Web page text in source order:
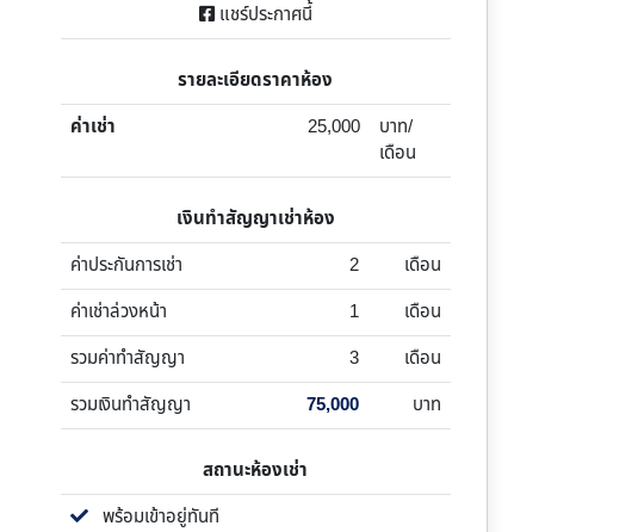
แชร์ประกาศนี้
รายละเอียดราคาห้อง
ค่าเช่า
25,000
บาท/
เดือน
เงินทำสัญญาเช่าห้อง
ค่าประกันการเช่า
2
เดือน
ค่าเช่าล่วงหน้า
1
เดือน
รวมค่าทำสัญญา
3
เดือน
รวมเงินทำสัญญา
75,000 บาท
สถานะห้องเช่า
พร้อมเข้าอยู่ทันที